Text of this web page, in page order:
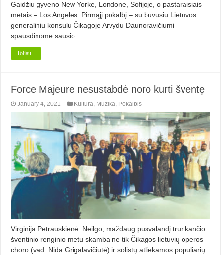
Gaidžiu gyveno New Yorke, Londone, Sofijoje, o pastaraisiais
me­tais – Los Angeles. Pirmąjį pokalbį – su buvusiu Lietuvos
generaliniu konsulu Čikagoje Arvydu Daunoravičiu­mi –
spausdinome sausio …
Toliau...
Force Majeure nesustabdė noro kurti šventę
January 4, 2021 Kultūra, Muzika, Pokalbis
Virginija Petrauskienė. Neilgo, maždaug pusvalandį trunkančio
šventinio renginio metu skamba ne tik Čikagos lietuvių operos
choro (vad. Nida Grigalavičiūtė) ir solistų atliekamos populiarių